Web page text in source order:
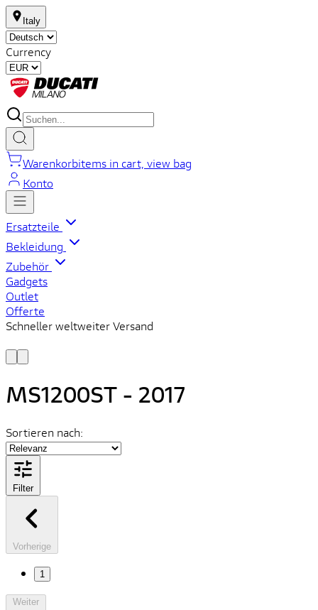
Italy
Currency
Warenkorbitems in cart, view bag
Konto
Ersatzteile
Bekleidung
Zubehör
Gadgets
Outlet
Offerte
Schneller weltweiter Versand
MS1200ST - 2017
Sortieren nach:
Filter
Vorherige
1